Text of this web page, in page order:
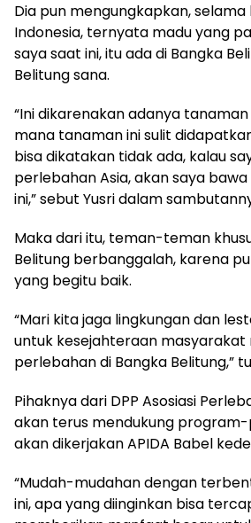
Dia pun mengungkapkan, selama
Indonesia, ternyata madu yang
saya saat ini, itu ada di Bangka
Belitung sana.
“Ini dikarenakan adanya
mana tanaman ini sulit
bisa dikatakan tidak ada, kalau
perlebahan Asia, akan saya
ini,” sebut Yusri dalam
Maka dari itu, teman-teman
Belitung berbanggalah, karena
yang begitu baik.
“Mari kita jaga lingkungan dan
untuk kesejahteraan masyarakat
perlebahan di Bangka Belitung,”
Pihaknya dari DPP Asosiasi
akan terus mendukung
akan dikerjakan APIDA Babel
“Mudah-mudahan dengan
ini, apa yang diinginkan bisa